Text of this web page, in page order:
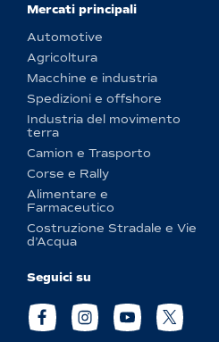
Mercati principali
Automotive
Agricoltura
Macchine e industria
Spedizioni e offshore
Industria del movimento
terra
Camion e Trasporto
Corse e Rally
Alimentare e
Farmaceutico
Costruzione Stradale e Vie
d’Acqua
Seguici su